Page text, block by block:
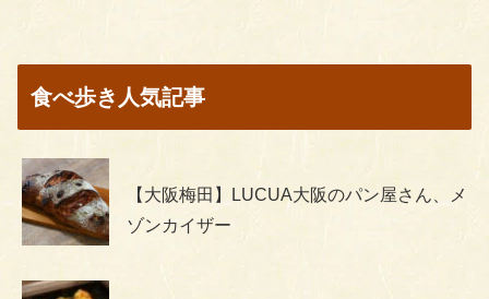
食べ歩き人気記事
【大阪梅田】LUCUA大阪のパン屋さん、メ
ゾンカイザー